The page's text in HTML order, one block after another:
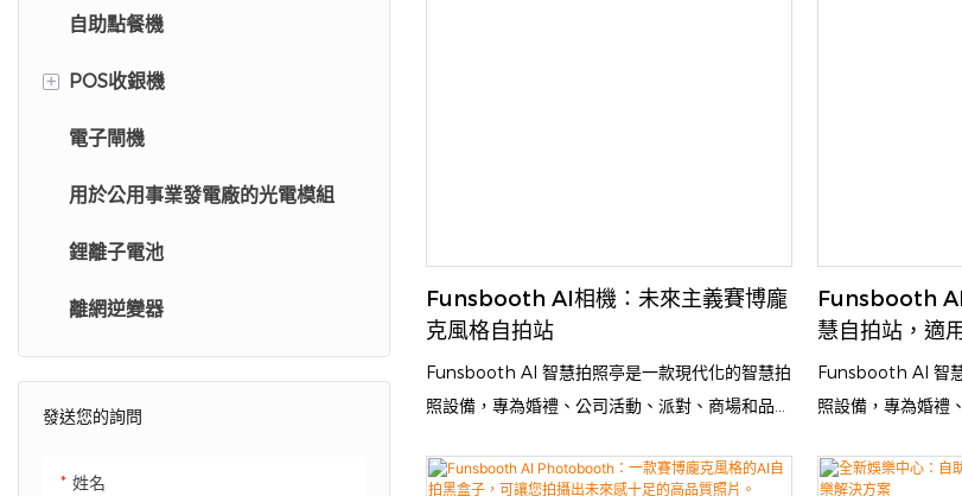
自助點餐機
+ POS收銀機
自助結帳亭
零售亭
收銀機
自我排序系統
電子閘機
用於公用事業發電廠的光電模組
鋰離子電池
離網逆變器
發送您的詢問
姓名
Funsbooth AI相機：未來主義賽博龐
克風格自拍站
Funsbooth AI 智慧拍照亭是一款現代化的智慧拍
照設備，專為婚禮、公司活動、派對、商場和品牌
清攝影機和動態 RGB 燈光，可拍攝出清晰生動、
Funsbooth AI
慧自拍站，適
Funsbooth AI 智
照設備，專為婚禮
清攝影機和動態